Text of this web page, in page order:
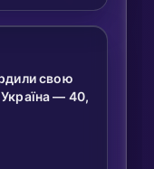
свою
— 40,